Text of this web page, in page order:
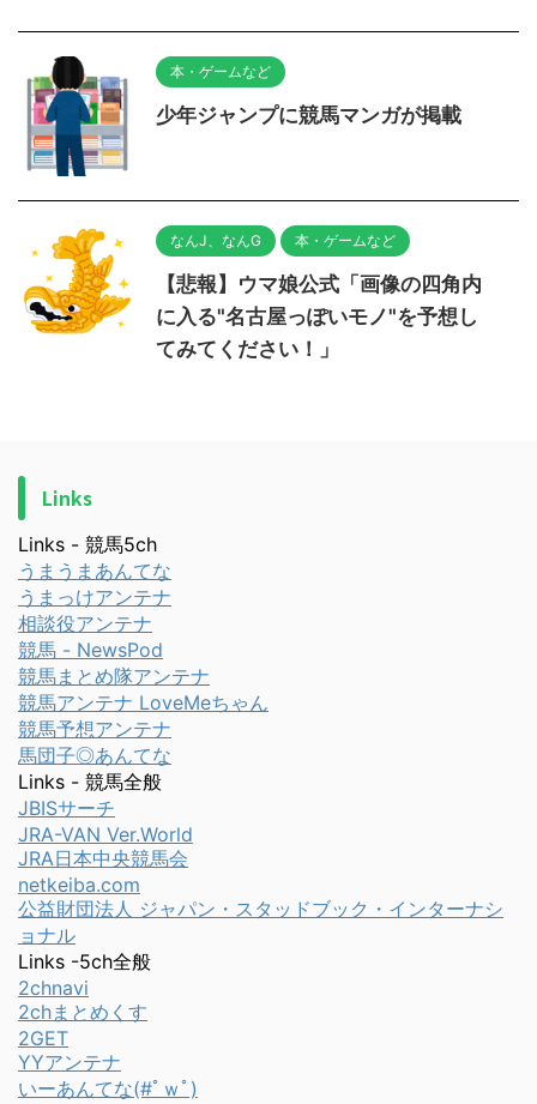
本・ゲームなど
少年ジャンプに競馬マンガが掲載
なんJ、なんG 本・ゲームなど
【悲報】ウマ娘公式「画像の四角内
に入る"名古屋っぽいモノ"を予想し
てみてください！」
Links
Links - 競馬5ch
うまうまあんてな
うまっけアンテナ
相談役アンテナ
競馬 - NewsPod
競馬まとめ隊アンテナ
競馬アンテナ LoveMeちゃん
競馬予想アンテナ
馬団子◎あんてな
Links - 競馬全般
JBISサーチ
JRA-VAN Ver.World
JRA日本中央競馬会
netkeiba.com
公益財団法人 ジャパン・スタッドブック・インターナシ
ョナル
Links -5ch全般
2chnavi
2chまとめくす
2GET
YYアンテナ
いーあんてな(#ﾟｗﾟ)